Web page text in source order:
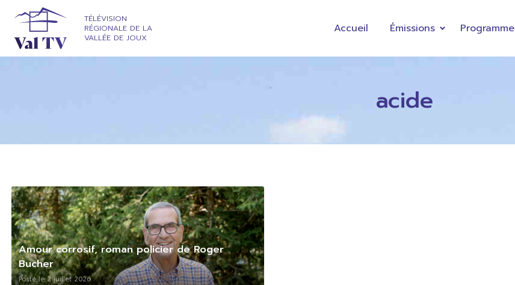
TÉLÉVISION
RÉGIONALE DE LA
VALLÉE DE JOUX
Accueil Émissions Programme
acide
Amour corrosif, roman policier de Roger
Bucher
Posté le 2 juillet 2026